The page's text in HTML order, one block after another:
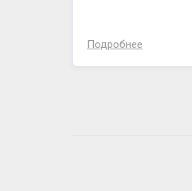
Подробнее